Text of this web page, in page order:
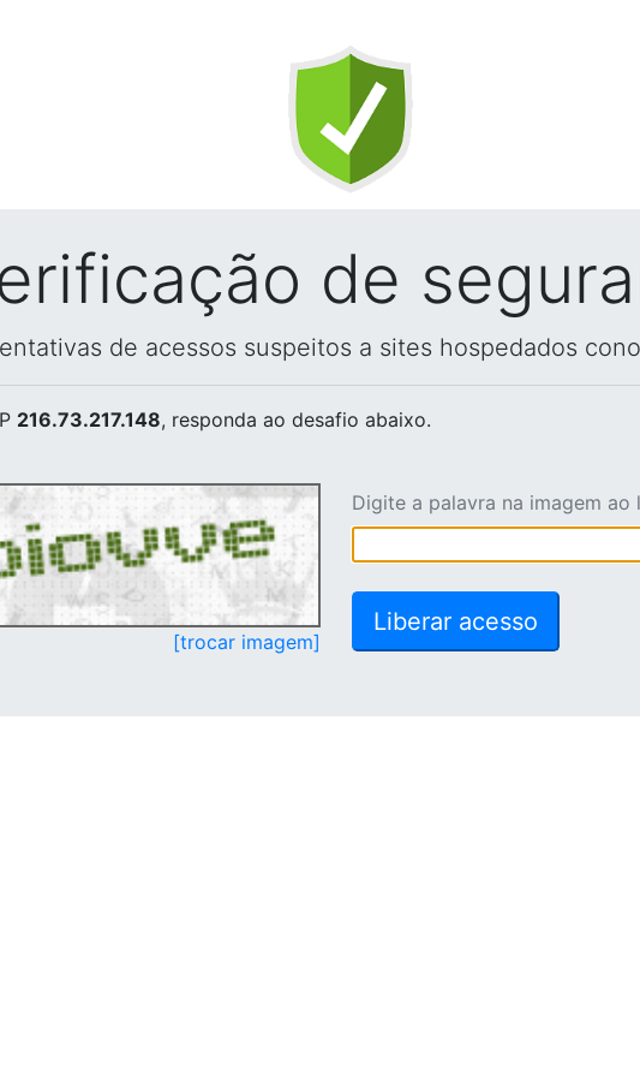
de
de acessos suspeitos a sites hospedados
216.73.217.148, responda ao desafio abaixo.
[trocar imagem]
Digite a palavra na imagem